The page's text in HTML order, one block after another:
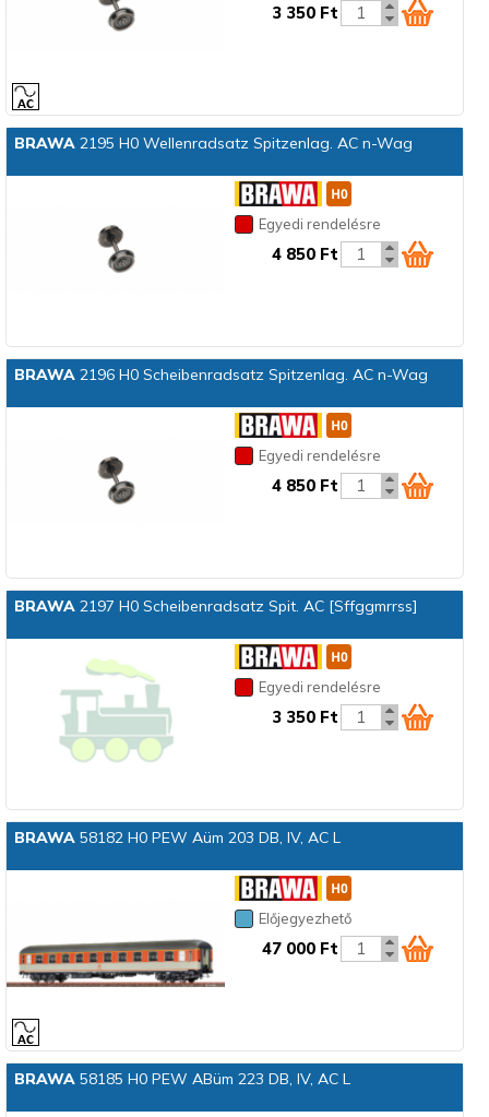
3 350 Ft
BRAWA2195 H0 Wellenradsatz Spitzenlag. AC n-Wag
Egyedi rendelésre
4 850 Ft
BRAWA2196 H0 Scheibenradsatz Spitzenlag. AC n-Wag
Egyedi rendelésre
4 850 Ft
BRAWA2197 H0 Scheibenradsatz Spit. AC [Sffggmrrss]
Egyedi rendelésre
3 350 Ft
BRAWA58182 H0 PEW Aüm 203 DB, IV, AC L
Előjegyezhető
47 000 Ft
BRAWA58185 H0 PEW ABüm 223 DB, IV, AC L